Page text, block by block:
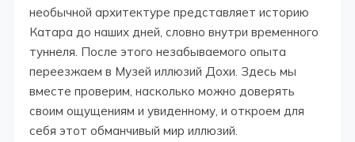
необычной архитектуре представляет историю
Катара до наших дней, словно внутри временного
туннеля. После этого незабываемого опыта
переезжаем в Музей иллюзий Дохи. Здесь мы
вместе проверим, насколько можно доверять
своим ощущениям и увиденному, и откроем для
себя этот обманчивый мир иллюзий.